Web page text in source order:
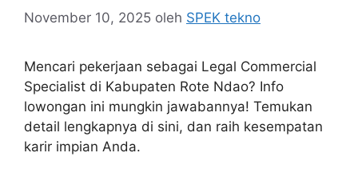
November 10, 2025 oleh SPEK tekno
Mencari pekerjaan sebagai Legal Commercial
Specialist di Kabupaten Rote Ndao? Info
lowongan ini mungkin jawabannya! Temukan
detail lengkapnya di sini, dan raih kesempatan
karir impian Anda.